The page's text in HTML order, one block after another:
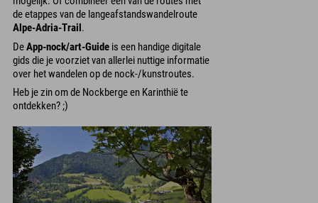
de etappes van de langeafstandswandelroute
Alpe-Adria-Trail .
DeApp-nock/art-Guide is een handige digitale
gids die je voorziet van allerlei nuttige informatie
over het wandelen op de nock-/kunstroutes.
Heb je zin om de Nockberge en Karinthië te
ontdekken? ;)